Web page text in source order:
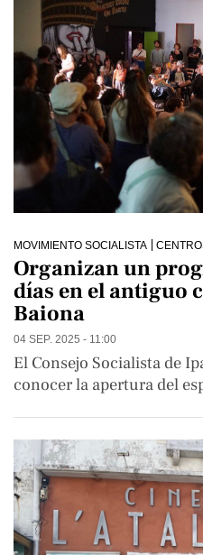
MOVIMIENTO SOCIALISTA
Organizan un
días en el antiguo
Baiona
04 SEP. 2025 - 11:00
El Consejo Socialista de
conocer la apertura del